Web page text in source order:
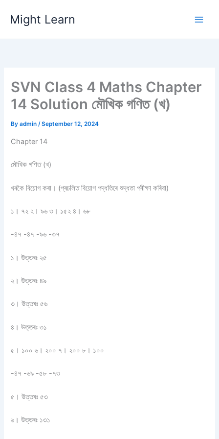
content
Might Learn
SVN Class 4 Maths Chapter
14 Solution মৌখিক গণিত (খ)
Byadmin/September 12, 2024
Chapter 14
মৌখিক গণিত (খ)
খৰকৈ বিয়োগ কৰা। (প্ৰচলিত বিয়োগ পদ্ধতিৰে শুদ্ধতা পৰীক্ষা কৰিবা)
১। ৭২ ২। ৯৬ ৩। ১৫২ ৪। ৬৮
-৪৭ -৪৭ -৯৬ -৩৭
১। উত্তৰঃ ২৫
২। উত্তৰঃ ৪৯
৩। উত্তৰঃ ৫৬
৪। উত্তৰঃ ৩১
৫। ১০০ ৬। ২০০ ৭। ২০০ ৮। ১০০
-৪৭ -৬৯ -৫৮ -৭৩
৫। উত্তৰঃ ৫৩
৬। উত্তৰঃ ১৩১